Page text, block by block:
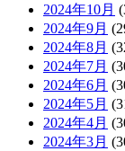
2024年10月
2024年9月
2024年8月
2024年7月
2024年6月
2024年5月
2024年4月
2024年3月